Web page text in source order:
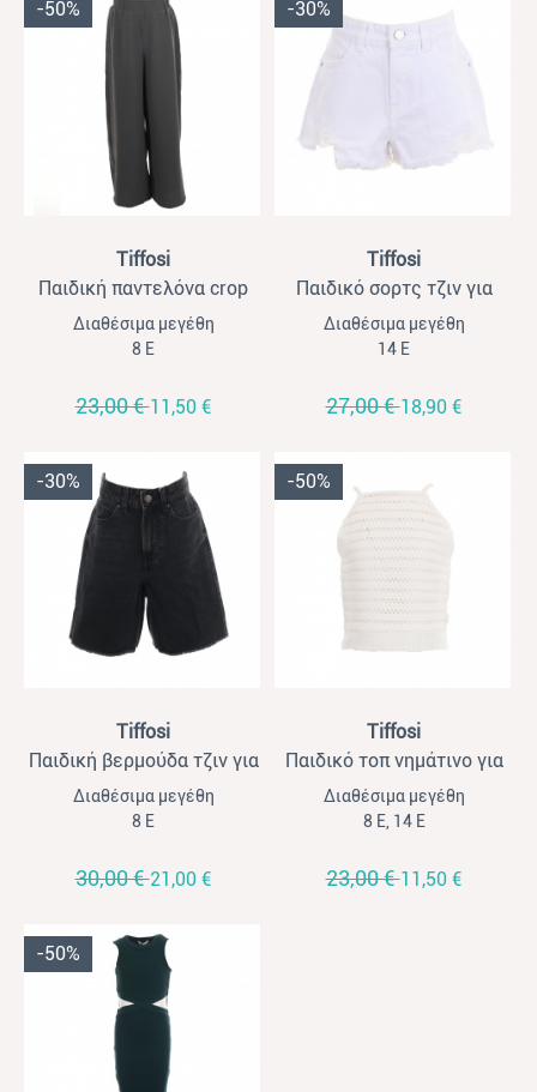
-50%
Tiffosi
Παιδική παντελόνα crop
για κορίτσια Tiffossi
ανθρακί
Διαθέσιμα μεγέθη
8 Ε
23,00 €11,50 €
-30%
Tiffosi
Παιδικό σορτς τζιν για
κορίτσια Tiffossi λευκό
Διαθέσιμα μεγέθη
14 Ε
27,00 €18,90 €
-30%
Tiffosi
Παιδική βερμούδα τζιν για
κορίτσια Tiffossi μαύρο
Διαθέσιμα μεγέθη
8 Ε
30,00 €21,00 €
-50%
Tiffosi
Παιδικό τοπ νημάτινο για
κορίτσια Tiffossi εκρού
Διαθέσιμα μεγέθη
8 Ε, 14 Ε
23,00 €11,50 €
-50%